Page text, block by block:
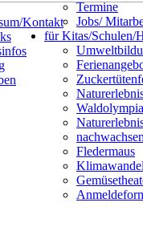
Termine
Jobs/
für Kitas/Schulen/
Fledermaus
Kontakt